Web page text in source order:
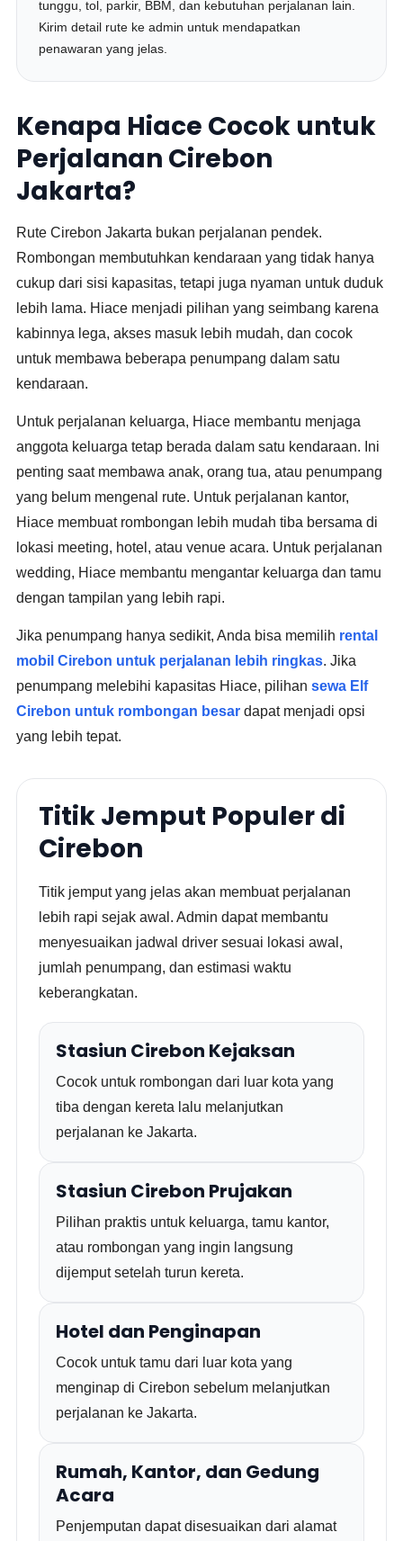
tunggu, tol, parkir, BBM, dan kebutuhan perjalanan lain.
Kirim detail rute ke admin untuk mendapatkan
penawaran yang jelas.
Kenapa Hiace Cocok untuk
Perjalanan Cirebon
Jakarta?
Rute Cirebon Jakarta bukan perjalanan pendek.
Rombongan membutuhkan kendaraan yang tidak hanya
cukup dari sisi kapasitas, tetapi juga nyaman untuk duduk
lebih lama. Hiace menjadi pilihan yang seimbang karena
kabinnya lega, akses masuk lebih mudah, dan cocok
untuk membawa beberapa penumpang dalam satu
kendaraan.
Untuk perjalanan keluarga, Hiace membantu menjaga
anggota keluarga tetap berada dalam satu kendaraan. Ini
penting saat membawa anak, orang tua, atau penumpang
yang belum mengenal rute. Untuk perjalanan kantor,
Hiace membuat rombongan lebih mudah tiba bersama di
lokasi meeting, hotel, atau venue acara. Untuk perjalanan
wedding, Hiace membantu mengantar keluarga dan tamu
dengan tampilan yang lebih rapi.
Jika penumpang hanya sedikit, Anda bisa memilih rental
mobil Cirebon untuk perjalanan lebih ringkas. Jika
penumpang melebihi kapasitas Hiace, pilihansewa Elf
Cirebon untuk rombongan besar dapat menjadi opsi
yang lebih tepat.
Titik Jemput Populer di
Cirebon
Titik jemput yang jelas akan membuat perjalanan
lebih rapi sejak awal. Admin dapat membantu
menyesuaikan jadwal driver sesuai lokasi awal,
jumlah penumpang, dan estimasi waktu
keberangkatan.
Stasiun Cirebon Kejaksan
Cocok untuk rombongan dari luar kota yang
tiba dengan kereta lalu melanjutkan
perjalanan ke Jakarta.
Stasiun Cirebon Prujakan
Pilihan praktis untuk keluarga, tamu kantor,
atau rombongan yang ingin langsung
dijemput setelah turun kereta.
Hotel dan Penginapan
Cocok untuk tamu dari luar kota yang
menginap di Cirebon sebelum melanjutkan
perjalanan ke Jakarta.
Rumah, Kantor, dan Gedung
Acara
Penjemputan dapat disesuaikan dari alamat